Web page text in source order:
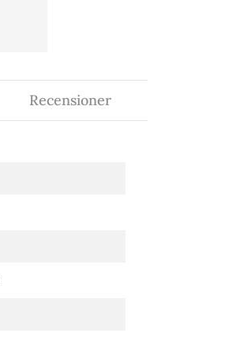
Recensioner